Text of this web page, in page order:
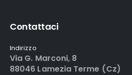
Contattaci
Indirizzo
Via G. Marconi, 8
88046 Lamezia Terme (Cz)